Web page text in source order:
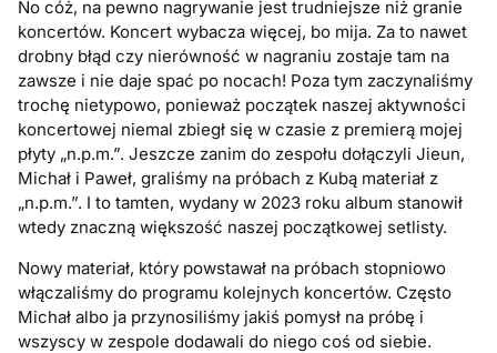
No cóż, na pewno nagrywanie jest trudniejsze niż granie
koncertów. Koncert wybacza więcej, bo mija. Za to nawet
drobny błąd czy nierówność w nagraniu zostaje tam na
zawsze i nie daje spać po nocach! Poza tym zaczynaliśmy
trochę nietypowo, ponieważ początek naszej aktywności
koncertowej niemal zbiegł się w czasie z premierą mojej
płyty „n.p.m.”. Jeszcze zanim do zespołu dołączyli Jieun,
Michał i Paweł, graliśmy na próbach z Kubą materiał z
„n.p.m.”. I to tamten, wydany w 2023 roku album stanowił
wtedy znaczną większość naszej początkowej setlisty.
Nowy materiał, który powstawał na próbach stopniowo
włączaliśmy do programu kolejnych koncertów. Często
Michał albo ja przynosiliśmy jakiś pomysł na próbę i
wszyscy w zespole dodawali do niego coś od siebie.